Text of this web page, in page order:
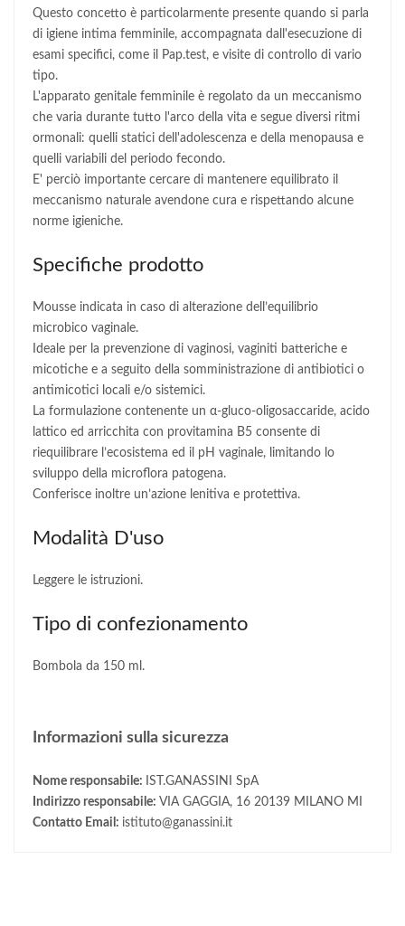
Questo concetto è particolarmente presente quando si parla
di igiene intima femminile, accompagnata dall'esecuzione di
esami specifici, come il Pap.test, e visite di controllo di vario
tipo.
L'apparato genitale femminile è regolato da un meccanismo
che varia durante tutto l'arco della vita e segue diversi ritmi
ormonali: quelli statici dell'adolescenza e della menopausa e
quelli variabili del periodo fecondo.
E' perciò importante cercare di mantenere equilibrato il
meccanismo naturale avendone cura e rispettando alcune
norme igieniche.
Specifiche prodotto
Mousse indicata in caso di alterazione dell’equilibrio
microbico vaginale.
Ideale per la prevenzione di vaginosi, vaginiti batteriche e
micotiche e a seguito della somministrazione di antibiotici o
antimicotici locali e/o sistemici.
La formulazione contenente un α-gluco-oligosaccaride, acido
lattico ed arricchita con provitamina B5 consente di
riequilibrare l’ecosistema ed il pH vaginale, limitando lo
sviluppo della microflora patogena.
Conferisce inoltre un’azione lenitiva e protettiva.
Modalità D'uso
Leggere le istruzioni.
Tipo di confezionamento
Bombola da 150 ml.
Informazioni sulla sicurezza
Nome responsabile: IST.GANASSINI SpA
Indirizzo responsabile: VIA GAGGIA, 16 20139 MILANO MI
Contatto Email: istituto@ganassini.it